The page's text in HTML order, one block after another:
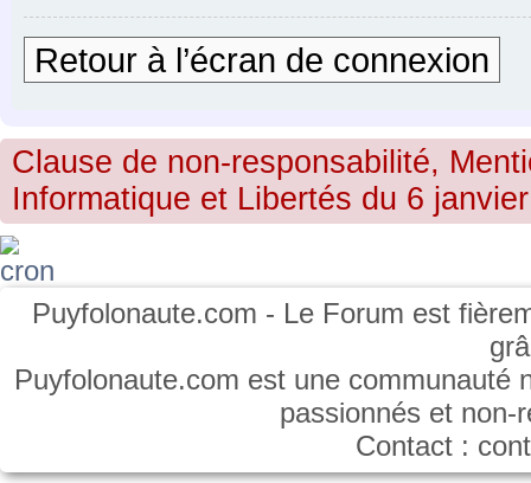
Retour à l’écran de connexion
Clause de non-responsabilité,
Informatique et Libertés du 6
Puyfolonaute.com - Le Forum est
Puyfolonaute.com est une communauté
passionnés et
Contact :